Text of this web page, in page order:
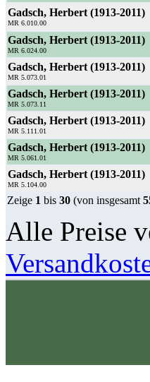
Gadsch, Herbert (1913-2011)
MR 6.010.00
Gadsch, Herbert (1913-2011)
MR 6.024.00
Gadsch, Herbert (1913-2011)
MR 5.073.01
Gadsch, Herbert (1913-2011)
MR 5.073.11
Gadsch, Herbert (1913-2011)
MR 5.111.01
Gadsch, Herbert (1913-2011)
MR 5.061.01
Gadsch, Herbert (1913-2011)
MR 5.104.00
Zeige 1 bis 30 (von insgesamt
Alle Preise